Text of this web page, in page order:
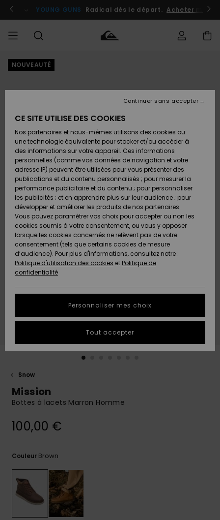
l'information
le
Se connecter / s'inscrire
YOUNG GUNS Radical dès le départ. Acheter
HOMME
Chaussures
& Tongs
Surf
Snow
Nouveautés
A
Découvrir
Chaussures
& Tongs
Surf
Snow
Nouveautés
A
Découvrir
FEMME
A
Découvrir
Snow
SURF
Surf
Shop
Enfant
Highlights
Communauté
SNOW
Snow
Shop
Enfant
Snow
Shop
Femme
A
Découvrir
Communauté
OUTLET
Enfant
Outlet
Femme
AIDE &
CONTACT
Retours
Paiement
Carte
Cadeau
Quiksilver
Freedom
Protection
des
tailles
conversation
à votre
réponses
aux
questions
les plus
fréquentes
et notre
MAGASINS
QUIKSILVER
NOUVEAUTÉ
Snow
Mission
Bottes à lacets Marron Homme
100,00 €
Couleur Brown
CE SITE UTILISE DES COOKIES
Nos partenaires et nous-mêmes utilisons des cookies ou
une technologie équivalente pour stocker et/ou accéder à
des informations sur votre appareil. Ces informations
personnelles (comme vos données de navigation et votre
adresse IP) peuvent être utilisées pour vous présenter des
publications et du contenu personnalisés ; pour mesurer la
performance publicitaire et du contenu ; pour personnaliser
les publicités ; et en apprendre plus sur leur audience ; pour
développer et améliorer les produits de nos partenaires.
Vous pouvez paramétrer vos choix pour accepter ou non les
cookies soumis à votre consentement, ou vous y opposer
lorsque les cookies concernés ne relèvent pas de votre
consentement (tels que certains cookies de mesure
d’audience). Pour plus d'informations, consultez notre :
Politique d'utilisation des cookies et Politique de
confidentialité
Personnaliser mes choix
Continuer sans accepter
Tout accepter